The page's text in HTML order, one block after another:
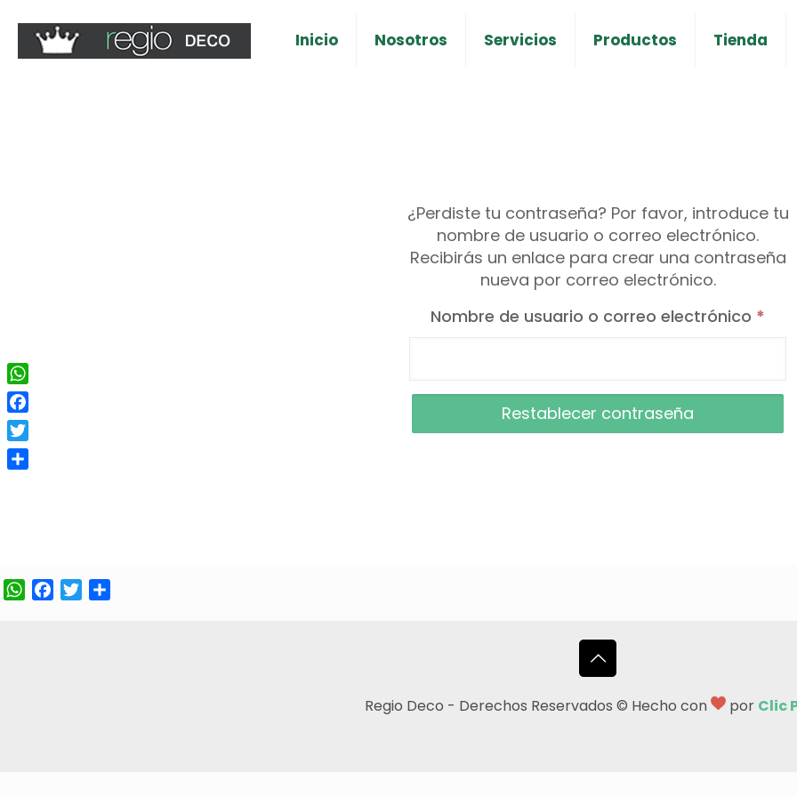
Inicio Nosotros Servicios Productos Tienda
¿Perdiste tu contraseña? Por favor, introduce tu
nombre de usuario o correo electrónico.
Recibirás un enlace para crear una contraseña
nueva por correo electrónico.
Nombre de usuario o correo electrónico *
Restablecer contraseña
WhatsApp
Facebook
Twitter
Regio Deco - Derechos Reservados © Hecho con por Clic
WhatsApp
Facebook
Twitter